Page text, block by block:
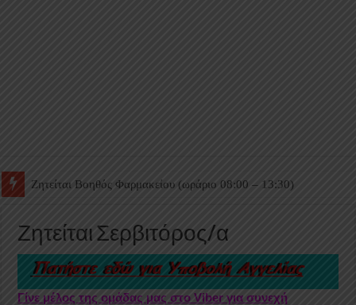
Ζητείται Βοηθός Θαλάμου
Ζητείται Σερβιτόρος/α
Γίνε μέλος της ομάδας μας στο Viber για συνεχή